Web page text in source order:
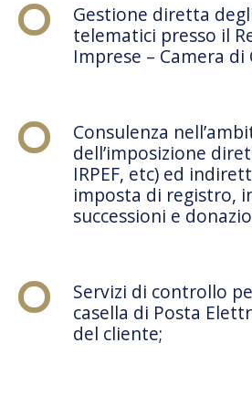
Gestione diretta
telematici presso il
Imprese – Camera di
Consulenza
dell’imposizione
IRPEF, etc) ed
imposta di registro,
successioni e
Servizi di controllo
casella di Posta
del cliente;